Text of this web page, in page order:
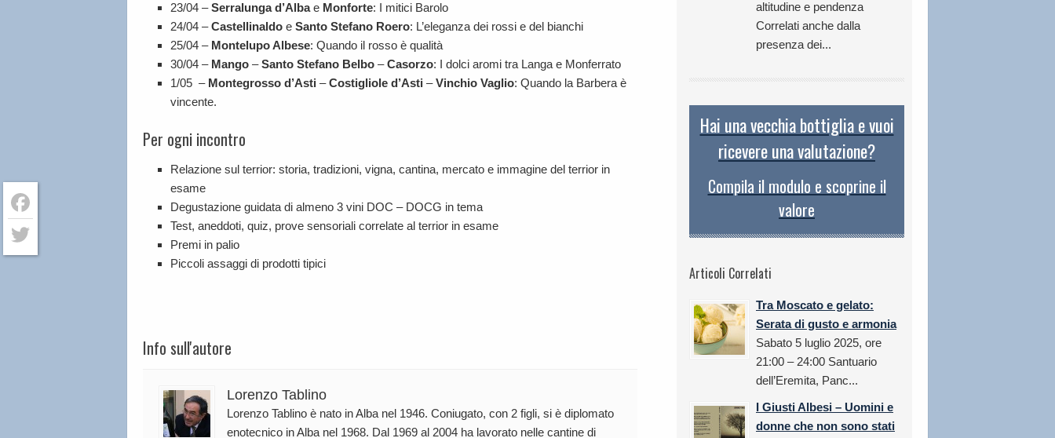
23/04 –Serralunga d’Albae Monforte: I mitici Barolo
24/04 –Castellinaldoe Santo Stefano Roero: L’eleganza dei rossi e del bianchi
25/04 – Montelupo Albese: Quando il rosso è qualità
30/04 – Mango –Santo Stefano Belbo –Casorzo: I dolci aromi tra Langa e Monferrato
1/05 – Montegrosso d’Asti –Costigliole d’Asti –Vinchio Vaglio: Quando la Barbera è
vincente.
Per ogni incontro
Relazione sul terrior: storia, tradizioni, vigna, cantina, mercato e immagine del terrior in
esame
Degustazione guidata di almeno 3 vini DOC – DOCG in tema
Test, aneddoti, quiz, prove sensoriali correlate al terrior in esame
Premi in palio
Piccoli assaggi di prodotti tipici
Info sull'autore
Lorenzo Tablino
Lorenzo Tablino è nato in Alba nel 1946. Coniugato, con 2 figli, si è diplomato
enotecnico in Alba nel 1968. Dal 1969 al 2004 ha lavorato nelle cantine di
altitudine e pendenza
Correlati anche dalla
presenza dei...
Hai una vecchia bottiglia e vuoi
ricevere una valutazione?
Compila il modulo e scoprine il
valore
Articoli Correlati
Tra Moscato e gelato:
Serata di gusto e armonia
Sabato 5 luglio 2025, ore
21:00 – 24:00 Santuario
dell’Eremita, Panc...
I Giusti Albesi – Uomini e
donne che non sono stati
Facebook
Twitter